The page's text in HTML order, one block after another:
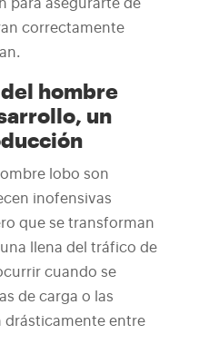
para asegurarte de
correctamente
hombre
un
lobo son
inofensivas
que se transforman
llena del tráfico de
cuando se
de carga o las
entre